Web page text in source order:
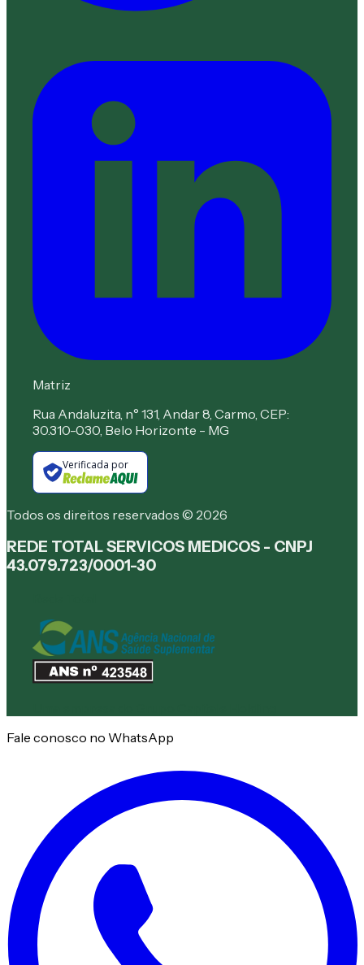
Matriz
Rua Andaluzita, n° 131, Andar 8, Carmo, CEP:
30.310-030, Belo Horizonte - MG
Verificada por
Todos os direitos reservados © 2026
REDE TOTAL SERVICOS MEDICOS - CNPJ
43.079.723/0001-30
Fale conosco no WhatsApp